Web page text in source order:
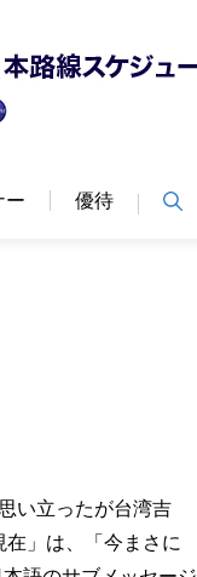
ー 優待
い立ったが台湾吉
」は、「今まさに